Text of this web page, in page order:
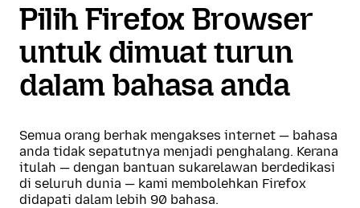
Pilih Firefox Browser
untuk dimuat turun
dalam bahasa anda
Semua orang berhak mengakses internet — bahasa
anda tidak sepatutnya menjadi penghalang. Kerana
itulah — dengan bantuan sukarelawan berdedikasi
di seluruh dunia — kami membolehkan Firefox
didapati dalam lebih 90 bahasa.